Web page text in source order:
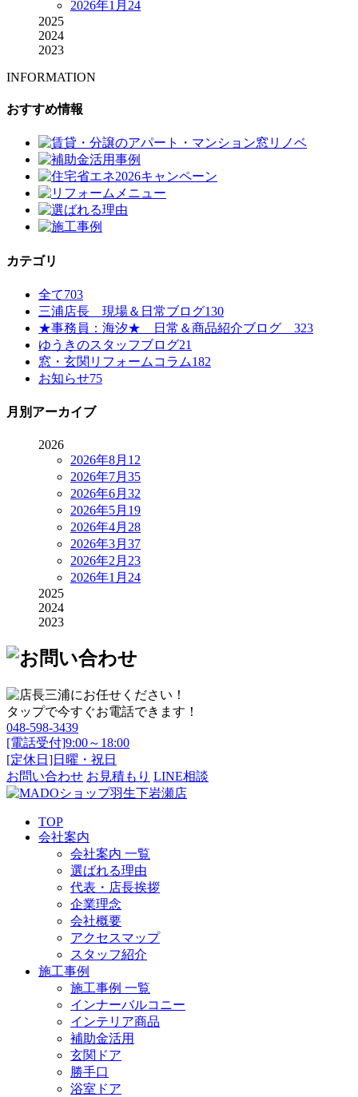
2026年1月 24
2025
2024
2023
INFORMATION
おすすめ情報
カテゴリ
全て703
三浦店長 現場＆日常ブログ130
★事務員：海汐★ 日常＆商品紹介ブログ 323
ゆうきのスタッフブログ21
窓・玄関リフォームコラム182
お知らせ75
月別アーカイブ
2026
2026年8月 12
2026年7月 35
2026年6月 32
2026年5月 19
2026年4月 28
2026年3月 37
2026年2月 23
2026年1月 24
2025
2024
2023
タップで今すぐお電話できます！
048-598-3439
[電話受付]9:00～18:00
[定休日]日曜・祝日
お問い合わせ お見積もり LINE相談
TOP
会社案内
会社案内 一覧
選ばれる理由
代表・店長挨拶
企業理念
会社概要
アクセスマップ
スタッフ紹介
施工事例
施工事例 一覧
インナーバルコニー
インテリア商品
補助金活用
玄関ドア
勝手口
浴室ドア